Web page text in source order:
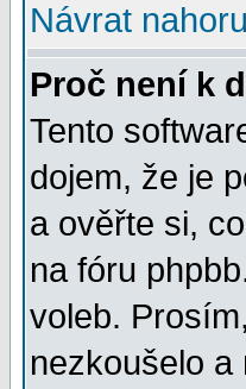
Návrat nahoru
Proč není k
Tento
dojem, že je
a ověřte si,
na fóru
voleb.
nezkoušelo